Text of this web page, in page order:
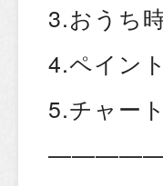
3.おうち
4.ペイン
5.チャー